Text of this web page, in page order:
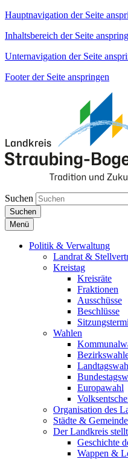
Hauptnavigation der Seite
Inhaltsbereich der Seite
Unternavigation der Seite
Footer der Seite anspringen
Suchen
Suchen
Menü
Politik & Verwaltung
Landrat &
Kreistag
Kreisräte
Fraktionen
Ausschüsse
Beschlüsse
Wahlen
Europawahl
Organisation des
Städte &
Der Landkreis
Geschichte
Wappen &